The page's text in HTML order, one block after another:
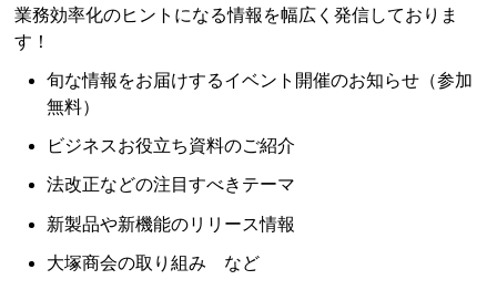
業務効率化のヒントになる情報を幅広く発信しておりま
す！
旬な情報をお届けするイベント開催のお知らせ（参加
無料）
ビジネスお役立ち資料のご紹介
法改正などの注目すべきテーマ
新製品や新機能のリリース情報
大塚商会の取り組み など